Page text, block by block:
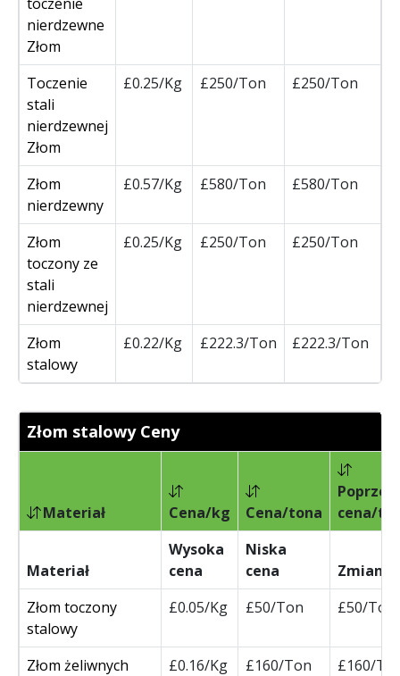
nierdzewne
Złom
Toczenie
stali
nierdzewnej
Złom
£0.25/Kg £250/Ton £250/Ton
Złom
nierdzewny
£0.57/Kg £580/Ton £580/Ton
Złom
toczony ze
stali
nierdzewnej
£0.25/Kg £250/Ton £250/Ton
Złom
stalowy
£0.22/Kg £222.3/Ton £222.3/Ton
Złom stalowy Ceny
Materiał Cena/kg Cena/tona
cena/
Materiał
Wysoka
cena
Niska
cena
Zmiana
Złom toczony
stalowy
£0.05/Kg £50/Ton £50/Ton
Złom żeliwnych
£0.16/Kg £160/Ton £160/